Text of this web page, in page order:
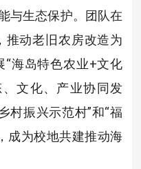
与生态保护。团队在
推动老旧农房改造为
“海岛特色农业+文化
文化、产业协同发
村振兴示范村”和“福
成为校地共建推动海